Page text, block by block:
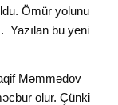
Ömür yolunu
Yazılan bu yeni
Məmmədov
olur. Çünki